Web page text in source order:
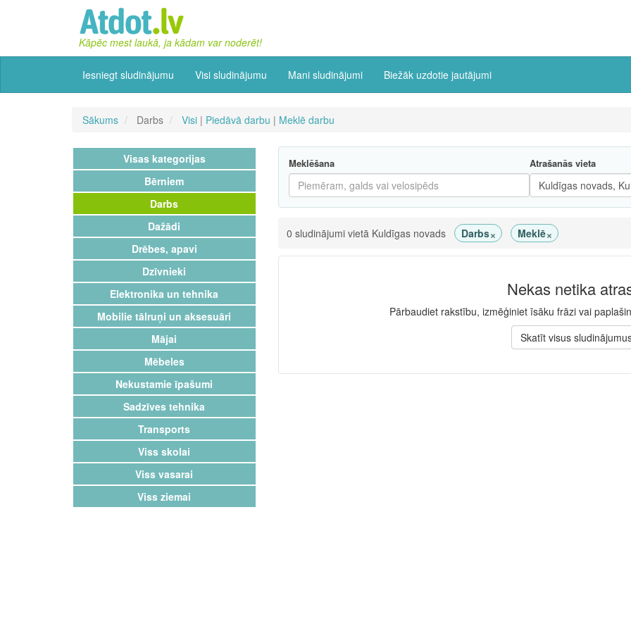
Kāpēc mest laukā, ja kādam var noderēt!
Iesniegt sludinājumu Visi sludinājumu Mani sludinājumi Biežāk uzdotie jautājumi
Sākums Darbs Visi | Piedāvā darbu | Meklē darbu
Visas kategorijas
Bērniem
Darbs
Dažādi
Drēbes, apavi
Dzīvnieki
Elektronika un tehnika
Mobilie tālruņi un aksesuāri
Mājai
Mēbeles
Nekustamie īpašumi
Sadzīves tehnika
Transports
Viss skolai
Viss vasarai
Viss ziemai
Meklēšana Atrašanās vieta
0 sludinājumi vietā Kuldīgas novads Darbs× Meklē×
Nekas netika
Pārbaudiet rakstību, izmēģiniet īsāku frāzi vai
Skatīt visus